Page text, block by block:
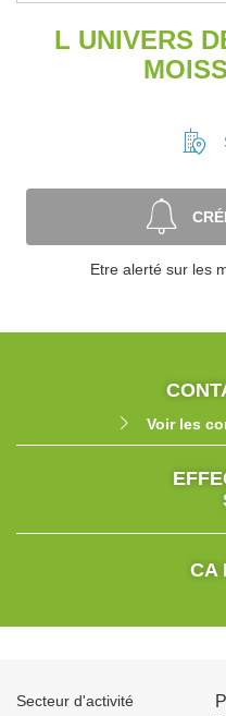
L UNIVERS
Etre alerté sur les
Voir les
CA
Secteur d'activité